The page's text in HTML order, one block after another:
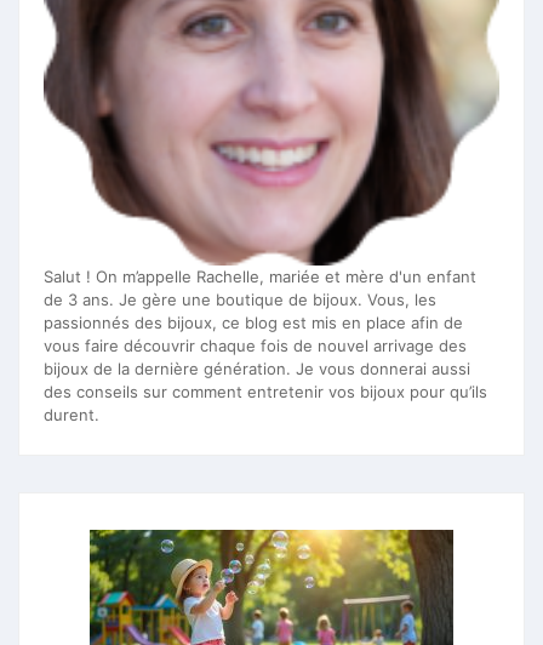
Salut ! On m’appelle Rachelle, mariée et mère d'un enfant
de 3 ans. Je gère une boutique de bijoux. Vous, les
passionnés des bijoux, ce blog est mis en place afin de
vous faire découvrir chaque fois de nouvel arrivage des
bijoux de la dernière génération. Je vous donnerai aussi
des conseils sur comment entretenir vos bijoux pour qu’ils
durent.